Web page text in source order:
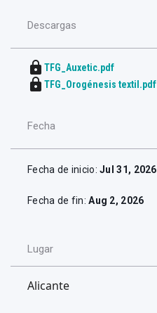
Descargas
lock TFG_Auxetic.pdf
lock TFG_Orogénesis textil.pdf
Fecha
Fecha de inicio:Jul 31, 2026
Fecha de fin:Aug 2, 2026
Lugar
Alicante